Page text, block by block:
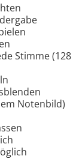
Stimme (128
Notenbild)